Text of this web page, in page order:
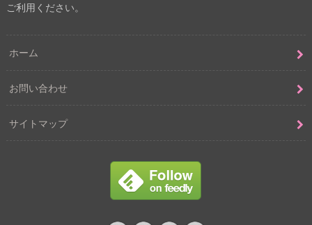
ご利用ください。
ホーム
お問い合わせ
サイトマップ